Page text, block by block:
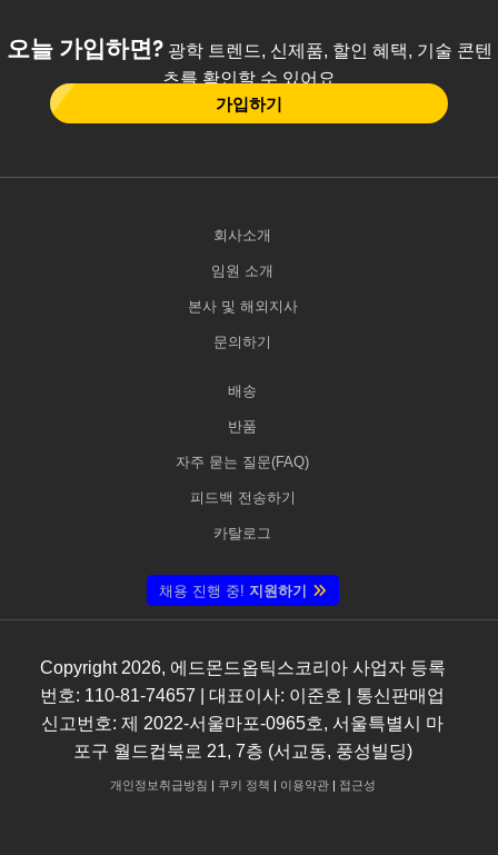
오늘 가입하면?광학 트렌드, 신제품, 할인 혜택, 기술 콘텐
츠를 확인할 수 있어요
가입하기
회사소개
임원 소개
본사 및 해외지사
문의하기
배송
반품
자주 묻는 질문(FAQ)
피드백 전송하기
카탈로그
채용 진행 중! 지원하기
Copyright 2026, 에드몬드옵틱스코리아 사업자 등록
번호: 110-81-74657 | 대표이사: 이준호 | 통신판매업
신고번호: 제 2022-서울마포-0965호, 서울특별시 마
포구 월드컵북로 21, 7층 (서교동, 풍성빌딩)
개인정보취급방침 | 쿠키 정책 | 이용약관| 접근성